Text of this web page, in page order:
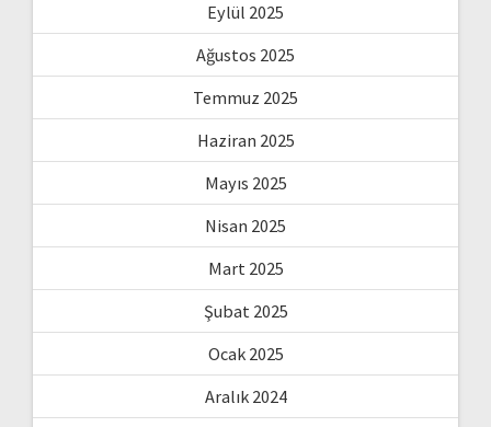
Eylül 2025
Ağustos 2025
Temmuz 2025
Haziran 2025
Mayıs 2025
Nisan 2025
Mart 2025
Şubat 2025
Ocak 2025
Aralık 2024